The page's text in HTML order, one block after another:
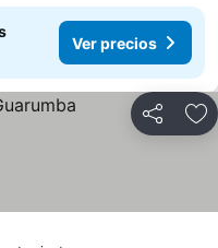
Ver precios
Compartir